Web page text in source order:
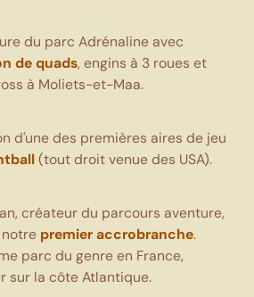
du parc Adrénaline avec
de quads, engins à 3 roues et
à Moliets-et-Maa.
d'une des premières aires de jeu
(tout droit venue des USA).
créateur du parcours aventure,
premier accrobranche.
parc du genre en France,
sur la côte Atlantique.